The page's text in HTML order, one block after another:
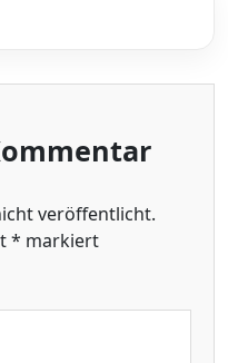
veröffentlicht.
* markiert